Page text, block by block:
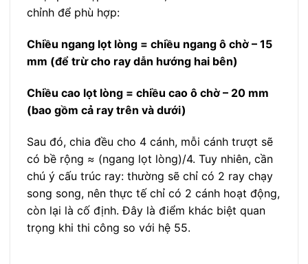
chỉnh để phù hợp:
Chiều ngang lọt lòng = chiều ngang ô chờ – 15
mm (để trừ cho ray dẫn hướng hai bên)
Chiều cao lọt lòng = chiều cao ô chờ – 20 mm
(bao gồm cả ray trên và dưới)
Sau đó, chia đều cho 4 cánh, mỗi cánh trượt sẽ
có bề rộng ≈ (ngang lọt lòng)/4. Tuy nhiên, cần
chú ý cấu trúc ray: thường sẽ chỉ có 2 ray chạy
song song, nên thực tế chỉ có 2 cánh hoạt động,
còn lại là cố định. Đây là điểm khác biệt quan
trọng khi thi công so với hệ 55.